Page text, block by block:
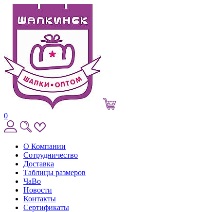
0
О Компании
Сотрудничество
Доставка
Таблицы размеров
ЧаВо
Новости
Контакты
Сертификаты